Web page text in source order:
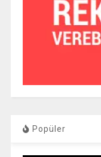
Popüler